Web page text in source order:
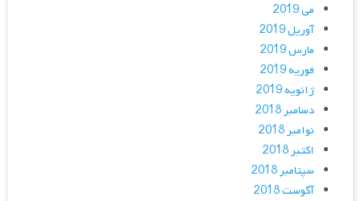
می 2019
آوریل 2019
مارس 2019
فوریه 2019
ژانویه 2019
دسامبر 2018
نوامبر 2018
اکتبر 2018
سپتامبر 2018
آگوست 2018